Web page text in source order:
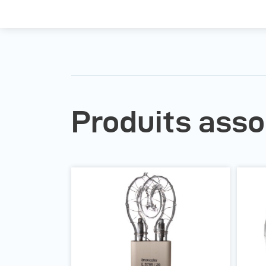
Produits